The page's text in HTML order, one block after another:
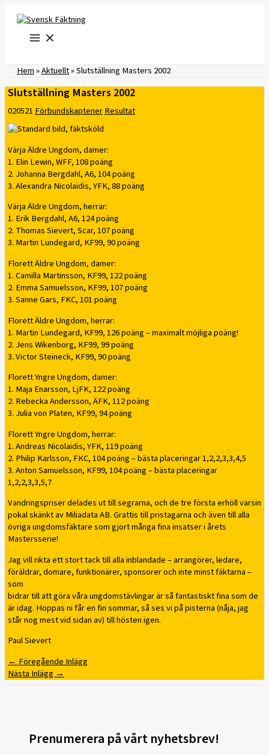
innehåll
Hem»Aktuellt»Slutställning Masters 2002
Slutställning Masters 2002
020521FörbundskaptenerResultat
Värja Äldre Ungdom, damer:
1. Elin Lewin, WFF, 108 poäng
2. Johanna Bergdahl, A6, 104 poäng
3. Alexandra Nicolaidis, YFK, 88 poäng
Värja Äldre Ungdom, herrar:
1. Erik Bergdahl, A6, 124 poäng
2. Thomas Sievert, Scar, 107 poäng
3. Martin Lundegard, KF99, 90 poäng
Florett Äldre Ungdom, damer:
1. Camilla Martinsson, KF99, 122 poäng
2. Emma Samuelsson, KF99, 107 poäng
3. Sanne Gars, FKC, 101 poäng
Florett Äldre Ungdom, herrar:
1. Martin Lundegard, KF99, 126 poäng – maximalt möjliga poäng!
2. Jens Wikenborg, KF99, 99 poäng
3. Victor Steineck, KF99, 90 poäng
Florett Yngre Ungdom, damer:
1. Maja Enarsson, LjFK, 122 poäng
2. Rebecka Andersson, ÄFK, 112 poäng
3. Julia von Platen, KF99, 94 poäng
Florett Yngre Ungdom, herrar:
1. Andreas Nicolaidis, YFK, 119 poäng
2. Philip Karlsson, FKC, 104 poäng – bästa placeringar 1,2,2,3,3,4,5
3. Anton Samuelsson, KF99, 104 poäng – bästa placeringar
1,2,2,3,3,5,7
Vandringspriser delades ut till segrarna, och de tre första erhöll varsin
pokal skänkt av Miliadata AB. Grattis till pristagarna och även till alla
övriga ungdomsfäktare som gjort många fina insatser i årets
Mastersserie!
Jag vill rikta ett stort tack till alla inblandade – arrangörer, ledare,
föräldrar, domare, funktionärer, sponsorer och inte minst fäktarna –
som
bidrar till att göra våra ungdomstävlingar är så fantastiskt fina som de
är idag. Hoppas ni får en fin sommar, så ses vi på pisterna (nåja, jag
står nog mest vid sidan av) till hösten igen.
Paul Sievert
← Föregående Inlägg
Nästa Inlägg →
Prenumerera på vårt nyhetsbrev!